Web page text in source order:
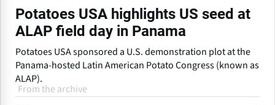
Potatoes USA highlights US seed at
ALAP field day in Panama
Potatoes USA sponsored a U.S. demonstration plot at the
Panama-hosted Latin American Potato Congress (known as
ALAP).
From the archive